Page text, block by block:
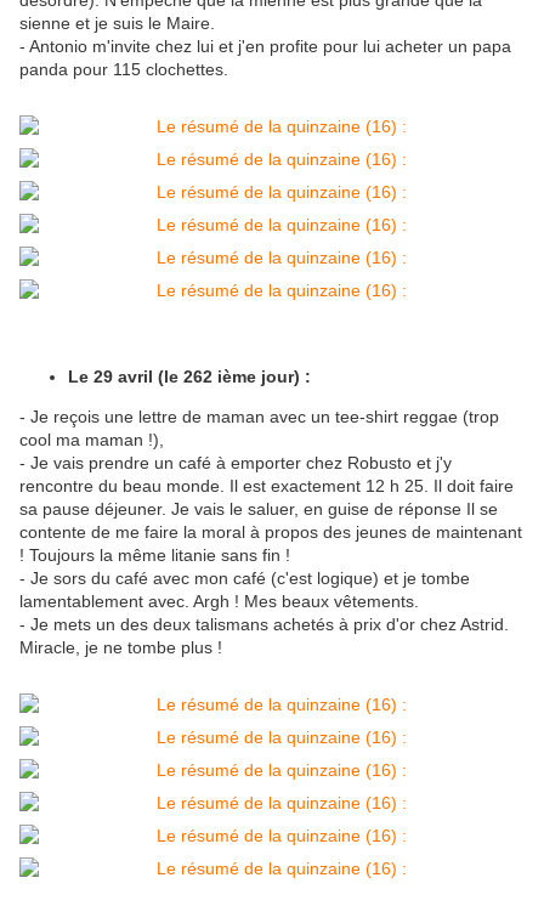
sienne et je suis le Maire.
- Antonio m'invite chez lui et j'en profite pour lui acheter un papa
panda pour 115 clochettes.
Le 29 avril (le 262 ième jour) :
- Je reçois une lettre de maman avec un tee-shirt reggae (trop
cool ma maman !),
- Je vais prendre un café à emporter chez Robusto et j'y
rencontre du beau monde. Il est exactement 12 h 25. Il doit faire
sa pause déjeuner. Je vais le saluer, en guise de réponse Il se
contente de me faire la moral à propos des jeunes de maintenant
! Toujours la même litanie sans fin !
- Je sors du café avec mon café (c'est logique) et je tombe
lamentablement avec. Argh ! Mes beaux vêtements.
- Je mets un des deux talismans achetés à prix d'or chez Astrid.
Miracle, je ne tombe plus !